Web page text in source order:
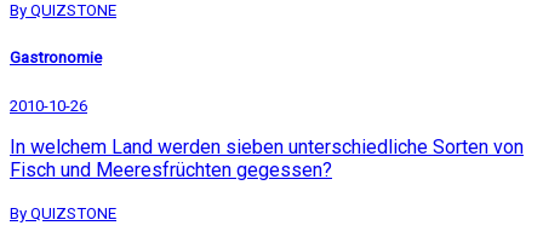
By QUIZSTONE
Gastronomie
2010-10-26
In welchem Land werden sieben unterschiedliche Sorten von
Fisch und Meeresfrüchten gegessen?
By QUIZSTONE